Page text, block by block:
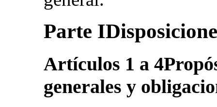
Parte
Artículos 1 a
generales y